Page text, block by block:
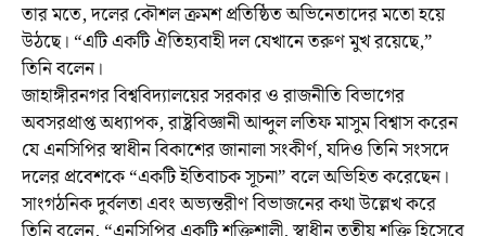
তার মতে, দলের কৌশল ক্রমশ প্রতিষ্ঠিত অভিনেতাদের মতো হয়ে
উঠছে। “এটি একটি ঐতিহ্যবাহী দল যেখানে তরুণ মুখ রয়েছে,”
তিনি বলেন।
জাহাঙ্গীরনগর বিশ্ববিদ্যালয়ের সরকার ও রাজনীতি বিভাগের
অবসরপ্রাপ্ত অধ্যাপক, রাষ্ট্রবিজ্ঞানী আব্দুল লতিফ মাসুম বিশ্বাস করেন
যে এনসিপির স্বাধীন বিকাশের জানালা সংকীর্ণ, যদিও তিনি সংসদে
দলের প্রবেশকে “একটি ইতিবাচক সূচনা” বলে অভিহিত করেছেন।
সাংগঠনিক দুর্বলতা এবং অভ্যন্তরীণ বিভাজনের কথা উল্লেখ করে